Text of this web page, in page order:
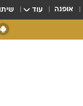
אופנה עוד